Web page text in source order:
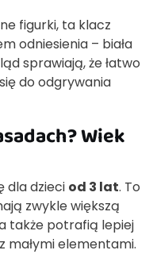
figurki, ta klacz
odniesienia – biała
sprawiają, że łatwo
do odgrywania
Wiek
dla dzieci od 3 lat. To
zwykle większą
także potrafią lepiej
małymi elementami.